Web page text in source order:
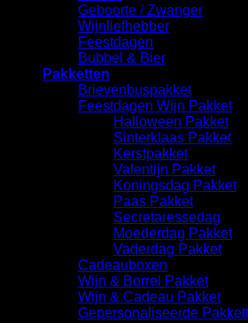
Geboorte / Zwanger
Wijnliefhebber
Feestdagen
Bubbel & Bier
Pakketten
Brievenbuspakket
Feestdagen Wijn Pakket
Halloween Pakket
Sinterklaas Pakket
Kerstpakket
Valentijn Pakket
Koningsdag Pakket
Paas Pakket
Secretaressedag
Moederdag Pakket
Vaderdag Pakket
Cadeauboxen
Wijn & Borrel Pakket
Wijn & Cadeau Pakket
Gepersonaliseerde